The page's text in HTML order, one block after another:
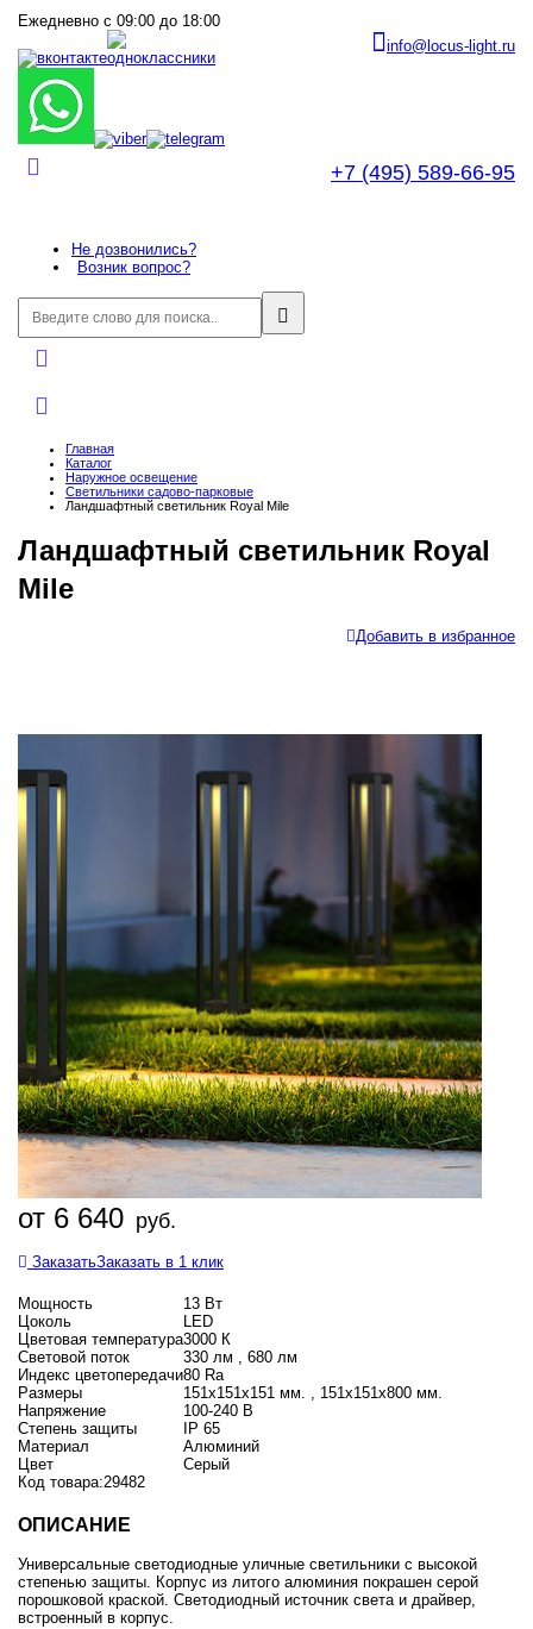
Ежедневно с 09:00 до 18:00
info@locus-light.ru
+7 (495) 589-66-95
Не дозвонились?
Возник вопрос?
Главная
Каталог
Наружное освещение
Светильники садово-парковые
Ландшафтный светильник Royal Mile
Ландшафтный светильник Royal
Mile
Добавить в избранное
от 6 640 руб.
ЗаказатьЗаказать в 1 клик
Мощность
13 Вт
Цоколь
LED
Цветовая температура3000 К
Световой поток
330 лм , 680 лм
Индекс цветопередачи80 Ra
Размеры
151х151х151 мм. , 151х151х800 мм.
Напряжение
100-240 В
Степень защиты
IP 65
Материал
Алюминий
Цвет
Серый
Код товара:29482
ОПИСАНИЕ
Универсальные светодиодные уличные светильники с высокой
степенью защиты. Корпус из литого алюминия покрашен серой
порошковой краской. Светодиодный источник света и драйвер,
встроенный в корпус.